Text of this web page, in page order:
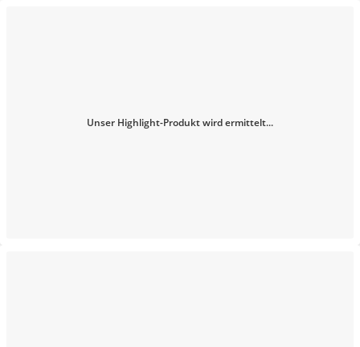
Unser Highlight-Produkt wird ermittelt...